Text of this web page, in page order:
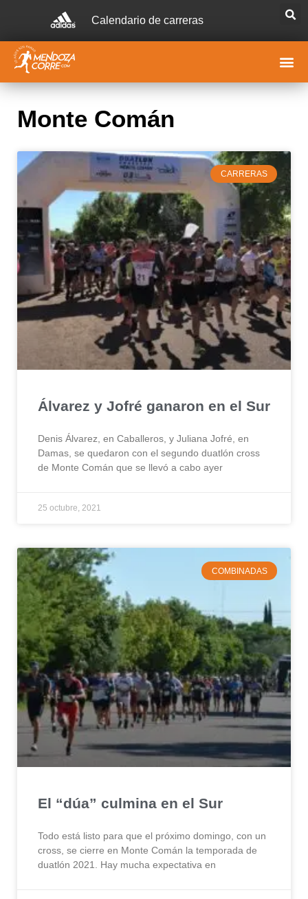
Calendario de carreras
Monte Comán
CARRERAS
Álvarez y Jofré ganaron en el Sur
Denis Álvarez, en Caballeros, y Juliana Jofré, en
Damas, se quedaron con el segundo duatlón cross
de Monte Comán que se llevó a cabo ayer
25 octubre, 2021
COMBINADAS
El “dúa” culmina en el Sur
Todo está listo para que el próximo domingo, con un
cross, se cierre en Monte Comán la temporada de
duatlón 2021. Hay mucha expectativa en